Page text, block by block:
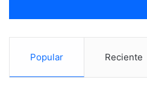
Popular Reciente